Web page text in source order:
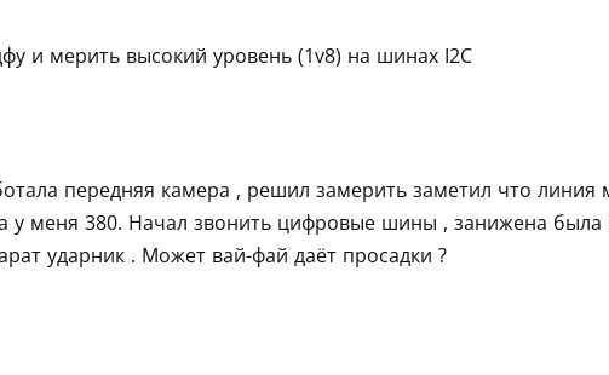
и мерить высокий уровень (1v8) на шинах I2C
передняя камера , решил замерить заметил что линия
у меня 380. Начал звонить цифровые шины , занижена была
ударник . Может вай-фай даёт просадки ?